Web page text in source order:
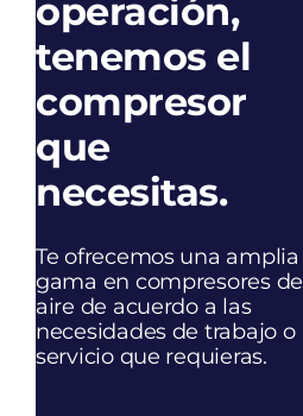
operación,
tenemos el
compresor
que
necesitas.
Te ofrecemos una amplia
gama en compresores de
aire de acuerdo a las
necesidades de trabajo o
servicio que requieras.